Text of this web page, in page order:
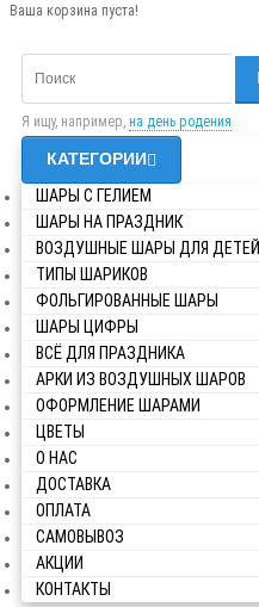
Ваша корзина пуста!
Я ищу, например, на день родения
КАТЕГОРИИ
ШАРЫ С ГЕЛИЕМ
ШАРЫ НА ПРАЗДНИК
ВОЗДУШНЫЕ ШАРЫ ДЛЯ ДЕТЕЙ
ТИПЫ ШАРИКОВ
ФОЛЬГИРОВАННЫЕ ШАРЫ
ШАРЫ ЦИФРЫ
ВСЁ ДЛЯ ПРАЗДНИКА
АРКИ ИЗ ВОЗДУШНЫХ ШАРОВ
ОФОРМЛЕНИЕ ШАРАМИ
ЦВЕТЫ
О НАС
ДОСТАВКА
ОПЛАТА
САМОВЫВОЗ
АКЦИИ
КОНТАКТЫ